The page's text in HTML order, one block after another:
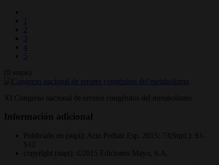
1
2
3
4
5
(0 votos)
XI Congreso nacional de errores congénitos del metabolismo
Información adicional
Publicado en (supl):
Acta Pediatr Esp. 2015; 73(Supl.): S1-
S12
copyright (supl):
©2015 Ediciones Mayo, S.A.